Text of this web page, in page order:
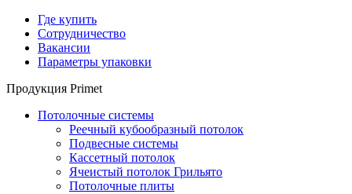
Где купить
Сотрудничество
Вакансии
Параметры упаковки
Продукция Primet
Потолочные системы
Реечный кубообразный потолок
Подвесные системы
Кассетный потолок
Ячеистый потолок Грильято
Потолочные плиты